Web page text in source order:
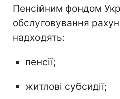
Пенсійним фондом
обслуговування
надходять:
пенсії;
житлові субсидії;